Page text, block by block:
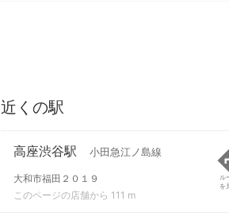
近くの駅
高座渋谷駅 小田急江ノ島線
大和市福田２０１９
このページの店舗から 111 m
ル
を